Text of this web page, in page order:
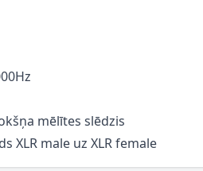
mēlītes slēdzis
XLR male uz XLR female